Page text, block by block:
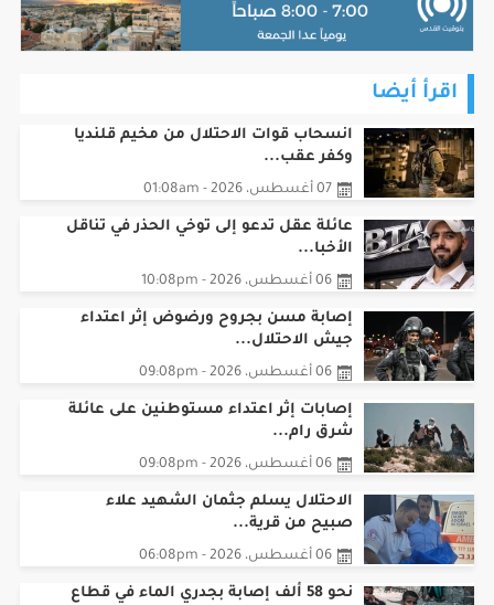
وكفر عقب...
07 أغسطس، 2026 - 01:08am
عائلة عقل تدعو إلى توخي الحذر في تناقل
الأخبا...
06 أغسطس، 2026 - 10:08pm
إصابة مسن بجروح ورضوض إثر اعتداء
جيش الاحتلال...
06 أغسطس، 2026 - 09:08pm
‏إصابات إثر اعتداء مستوطنين على عائلة
شرق رام...
06 أغسطس، 2026 - 09:08pm
الاحتلال يسلم جثمان الشهيد علاء
صبيح من قرية...
06 أغسطس، 2026 - 06:08pm
نحو 58 ألف إصابة بجدري الماء في قطاع
غزة منذ...